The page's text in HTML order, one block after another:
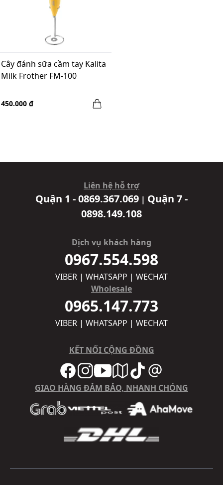
Cây đánh sữa cầm tay Kalita
Milk Frother FM-100
450.000 ₫
Liên hệ hỗ trợ
Quận 1 - 0869.367.069 | Quận 7 -
0898.149.108
Dịch vụ khách hàng
0967.554.598
VIBER | WHATSAPP | WECHAT
Wholesale
0965.147.773
VIBER | WHATSAPP | WECHAT
KẾT NỐI CỘNG ĐỒNG
GIAO HÀNG ĐẢM BẢO, NHANH CHÓNG